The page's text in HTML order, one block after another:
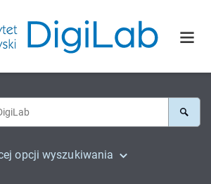
opcji wyszukiwania